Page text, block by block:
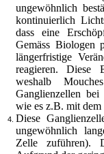
ungewöhnlich
kontinuierlich
dass eine
Gemäss Biologen
längerfristige
reagieren. Diese
weshalb
Ganglienzellen
wie es z.B. mit
Diese
ungewöhnlich
Zelle zuführen).